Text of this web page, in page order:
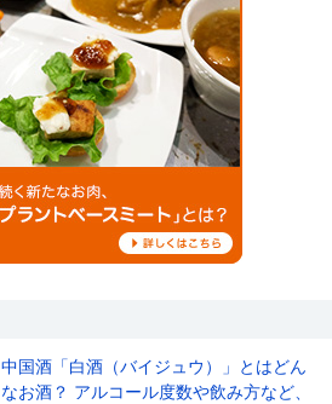
中国酒「白酒（バイジュウ）」とはどん
なお酒？ アルコール度数や飲み方など、